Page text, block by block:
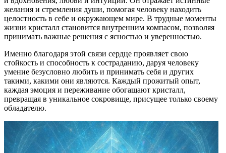
желания и стремления души, помогая человеку находить
целостность в себе и окружающем мире. В трудные моменты
жизни кристалл становится внутренним компасом, позволяя
принимать важные решения с ясностью и уверенностью.
Именно благодаря этой связи сердце проявляет свою
стойкость и способность к состраданию, даруя человеку
умение безусловно любить и принимать себя и других
такими, какими они являются. Каждый прожитый опыт,
каждая эмоция и переживание обогащают кристалл,
превращая в уникальное сокровище, присущее только своему
обладателю.